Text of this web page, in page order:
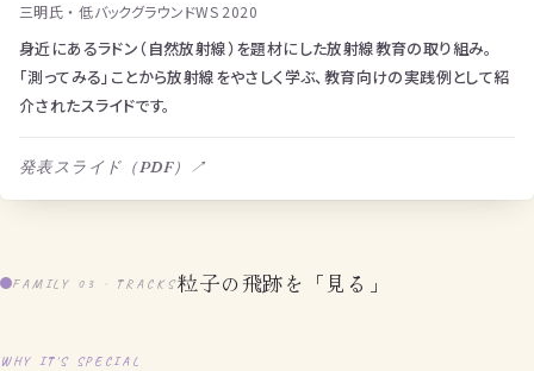
三明氏 ・ 低バックグラウンドWS 2020
身近にあるラドン（自然放射線）を題材にした放射線教育の取り組み。
「測ってみる」ことから放射線をやさしく学ぶ、教育向けの実践例として紹
介されたスライドです。
発表スライド（PDF） ↗
FAMILY 03 · TRACKS粒子の飛跡を「見る」
WHY IT'S SPECIAL